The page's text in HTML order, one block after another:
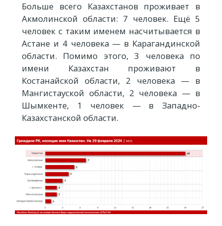
Больше всего Казахстанов проживает в
Акмолинской области: 7 человек. Ещё 5
человек с таким именем насчитывается в
Астане и 4 человека — в Карагандинской
области. Помимо этого, 3 человека по
имени Казахстан проживают в
Костанайской области, 2 человека — в
Мангистауской области, 2 человека — в
Шымкенте, 1 человек — в Западно-
Казахстанской области.